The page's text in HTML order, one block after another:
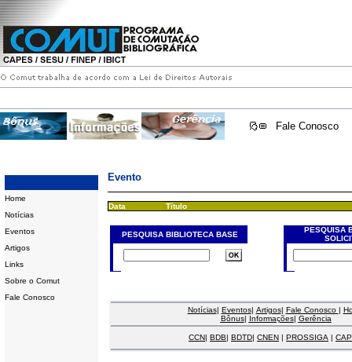
Fale Conosco
Home
Notícias
Eventos
Artigos
Links
Sobre o Comut
Fale Conosco
Evento
Data Título
PESQUISA BIBLIOTECA BASE
PESQUISA
Notícias| Eventos| Artigos| Fale Conosco |
Bônus| Informações| Gerência
CCN| BDB| BDTD| CNEN | PROSSIGA |